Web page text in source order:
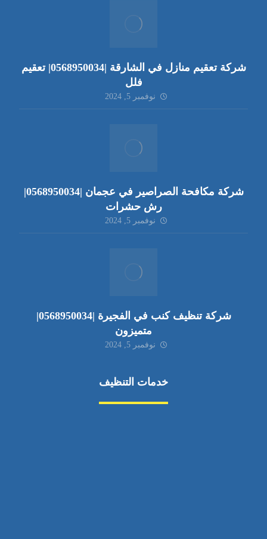
شركة تعقيم منازل في الشارقة |0568950034| تعقيم
فلل
نوفمبر 5, 2024
شركة مكافحة الصراصير في عجمان |0568950034|
رش حشرات
نوفمبر 5, 2024
شركة تنظيف كنب في الفجيرة |0568950034|
متميزون
نوفمبر 5, 2024
خدمات التنظيف